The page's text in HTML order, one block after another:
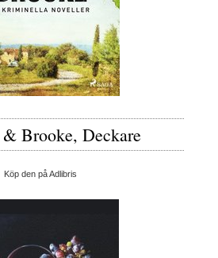
Brooke, Deckare
Köp den på Adlibris